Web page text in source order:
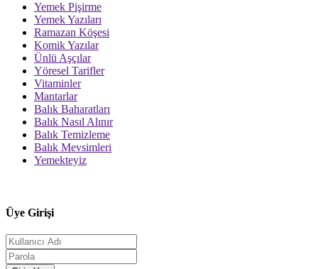
Yemek Pişirme
Yemek Yazıları
Ramazan Köşesi
Komik Yazılar
Ünlü Aşçılar
Yöresel Tarifler
Vitaminler
Mantarlar
Balık Baharatları
Balık Nasıl Alınır
Balık Temizleme
Balık Mevsimleri
Yemekteyiz
Üye Girişi